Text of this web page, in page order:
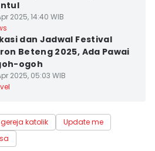
2025, 14:40 WIB
dan Jadwal Festival
Beteng 2025, Ada Pawai
ogoh
2025, 05:03 WIB
gereja katolik
Update me